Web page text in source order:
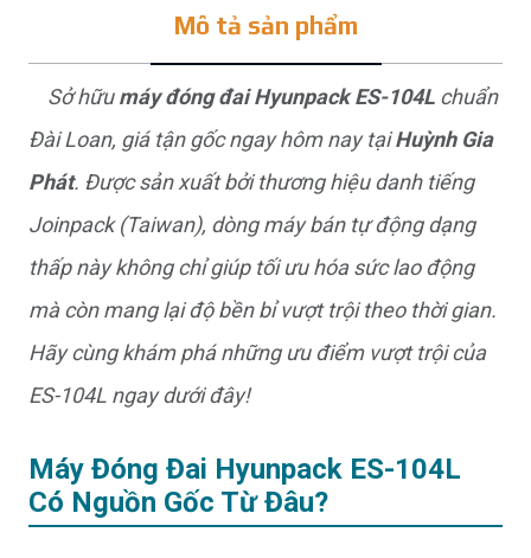
Mô tả sản phẩm
Sở hữumáy đóng đai Hyunpack ES-104L chuẩn
Đài Loan, giá tận gốc ngay hôm nay tạiHuỳnh Gia
Phát. Được sản xuất bởi thương hiệu danh tiếng
Joinpack (Taiwan), dòng máy bán tự động dạng
thấp này không chỉ giúp tối ưu hóa sức lao động
mà còn mang lại độ bền bỉ vượt trội theo thời gian.
Hãy cùng khám phá những ưu điểm vượt trội của
ES-104L ngay dưới đây!
Máy Đóng Đai Hyunpack ES-104L
Có Nguồn Gốc Từ Đâu?